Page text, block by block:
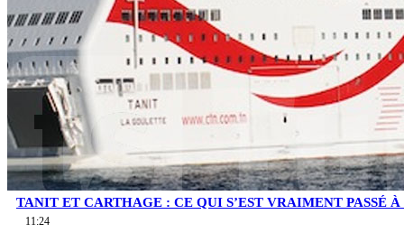
TANIT ET CARTHAGE : CE QUI S’EST VRAIMENT PASSÉ
11:24